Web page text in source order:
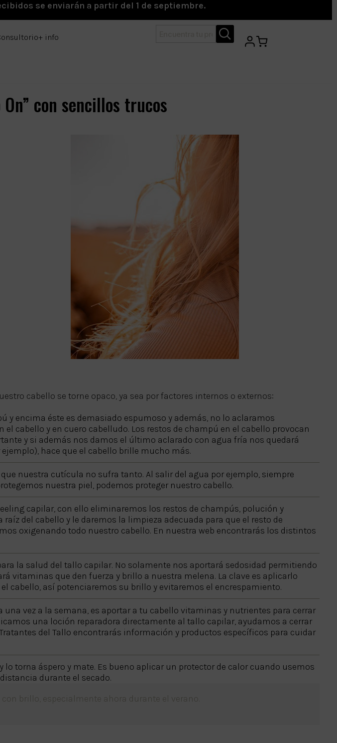
se enviarán a partir del 1 de septiembre.
+ info
con sencillos trucos
cabello se torne opaco, ya sea por factores internos o externos:
encima éste es demasiado espumoso y además, no lo aclaramos
cabello y en cuero cabelludo. Los restos de champú en el cabello provocan
y si además nos damos el último aclarado con agua fría nos quedará
hace que el cabello brille mucho más.
nuestra cutícula no sufra tanto. Al salir del agua por ejemplo, siempre
nuestra piel, podemos proteger nuestro cabello.
capilar, con ello eliminaremos los restos de champús, polución y
del cabello y le daremos la limpieza adecuada para que el resto de
oxigenando todo nuestro cabello. En nuestra web encontrarás los distintos
la salud del tallo capilar. No solamente nos aportará sedosidad permitiendo
vitaminas que den fuerza y brillo a nuestra melena. La clave es aplicarlo
cabello, así potenciaremos su brillo y evitaremos el encrespamiento.
vez a la semana, es aportar a tu cabello vitaminas y nutrientes para cerrar
una loción reparadora directamente al tallo capilar, ayudamos a cerrar
del Tallo encontrarás información y productos específicos para cuidar
lo torna áspero y mate. Es bueno aplicar un protector de calor cuando usemos
durante el secado.
brillo, especialmente ahora durante el verano.